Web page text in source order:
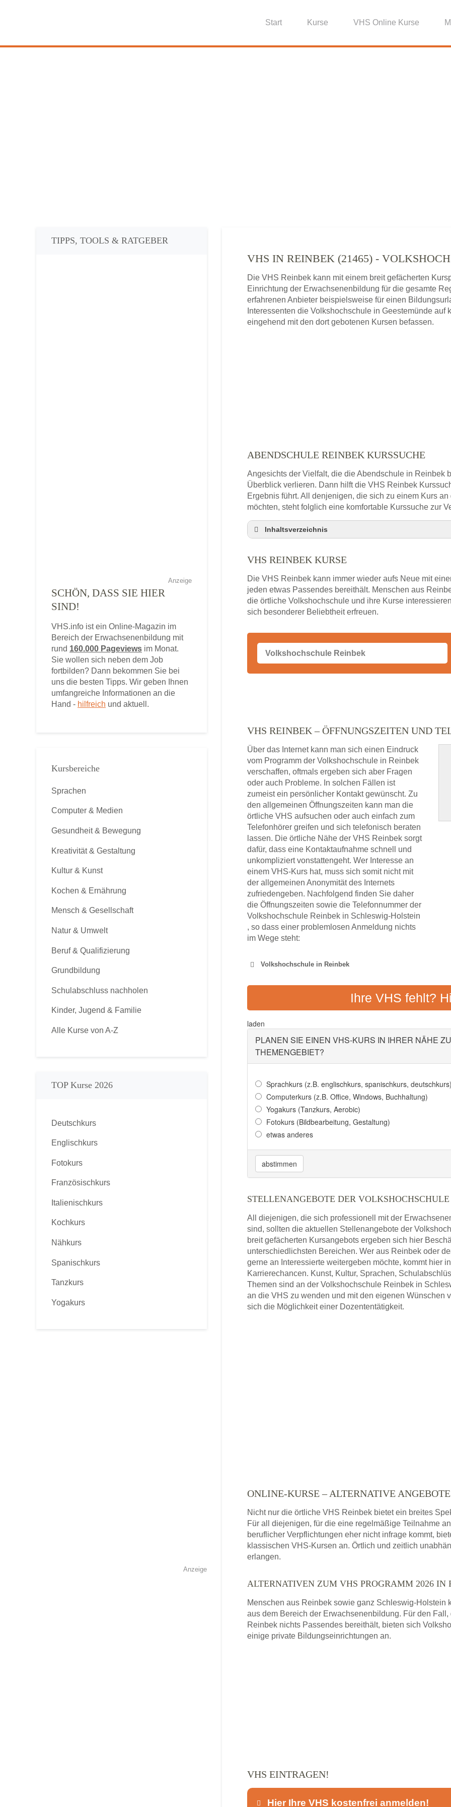
Start Kurse VHS Online Kurse
VHS IN REINBEK (21465) -
Die VHS Reinbek kann mit einem breit gefächerten
Einrichtung der Erwachsenenbildung für die gesamte
erfahrenen Anbieter beispielsweise für einen
Interessenten die Volkshochschule in Geestemünde
eingehend mit den dort gebotenen Kursen befassen.
ABENDSCHULE REINBEK KURSSUCHE
Angesichts der Vielfalt, die die Abendschule in Reinbek
Überblick verlieren. Dann hilft die VHS Reinbek
Ergebnis führt. All denjenigen, die sich zu einem Kurs
möchten, steht folglich eine komfortable Kurssuche zur
Inhaltsverzeichnis
VHS Reinbek Kurse
Stellenangebote der Volkshochschule Reinbek
Online-Kurse – Alternative Angebote zum VHS-
Alternativen zum VHS Programm 2026 in Reinbek
VHS REINBEK KURSE
Die VHS Reinbek kann immer wieder aufs Neue mit
jeden etwas Passendes bereithält. Menschen aus
die örtliche Volkshochschule und ihre Kurse
sich besonderer Beliebtheit erfreuen.
VHS REINBEK – ÖFFNUNGSZEITEN UND
Über das Internet kann man sich einen Eindruck
vom Programm der Volkshochschule in Reinbek
verschaffen, oftmals ergeben sich aber Fragen
oder auch Probleme. In solchen Fällen ist
zumeist ein persönlicher Kontakt gewünscht. Zu
den allgemeinen Öffnungszeiten kann man die
örtliche VHS aufsuchen oder auch einfach zum
Telefonhörer greifen und sich telefonisch beraten
lassen. Die örtliche Nähe der VHS Reinbek sorgt
dafür, dass eine Kontaktaufnahme schnell und
unkompliziert vonstattengeht. Wer Interesse an
einem VHS-Kurs hat, muss sich somit nicht mit
der allgemeinen Anonymität des Internets
zufriedengeben. Nachfolgend finden Sie daher
die Öffnungszeiten sowie die Telefonnummer der
Volkshochschule Reinbek in Schleswig-Holstein
, so dass einer problemlosen Anmeldung nichts
im Wege steht:
Volkshochschule in Reinbek
VOLKSHOCHSCHULE
Ihre VHS fehlt?
laden
PLANEN SIE EINEN VHS-KURS IN IHRER NÄHE
THEMENGEBIET?
Sprachkurs (z.B. englischkurs, spanischkurs, deutschkurs)
Computerkurs (z.B. Office, Windows, Buchhaltung)
Yogakurs (Tanzkurs, Aerobic)
Fotokurs (Bildbearbeitung, Gestaltung)
etwas anderes
abstimmen
STELLENANGEBOTE DER
All diejenigen, die sich professionell mit der
sind, sollten die aktuellen Stellenangebote der
breit gefächerten Kursangebots ergeben sich hier
unterschiedlichsten Bereichen. Wer aus Reinbek oder
gerne an Interessierte weitergeben möchte, kommt hier
Karrierechancen. Kunst, Kultur, Sprachen,
Themen sind an der Volkshochschule Reinbek in
an die VHS zu wenden und mit den eigenen Wünschen
sich die Möglichkeit einer Dozententätigkeit.
ONLINE-KURSE – ALTERNATIVE
Nicht nur die örtliche VHS Reinbek bietet ein breites
Für all diejenigen, für die eine regelmäßige Teilnahme
beruflicher Verpflichtungen eher nicht infrage kommt,
klassischen VHS-Kursen an. Örtlich und zeitlich
erlangen.
ALTERNATIVEN ZUM VHS PROGRAMM 2026 IN
Menschen aus Reinbek sowie ganz Schleswig-Holstein
aus dem Bereich der Erwachsenenbildung. Für den
Reinbek nichts Passendes bereithält, bieten sich
einige private Bildungseinrichtungen an.
VHS EINTRAGEN!
Hier Ihre VHS kostenfrei anmelden!
TIPPS, TOOLS & RATGEBER
Anzeige
SCHÖN, DASS SIE HIER
SIND!
VHS.info ist ein Online-Magazin im
Bereich der Erwachsenenbildung mit
rund 160.000 Pageviews im Monat.
Sie wollen sich neben dem Job
fortbilden? Dann bekommen Sie bei
uns die besten Tipps. Wir geben Ihnen
umfangreiche Informationen an die
Hand - hilfreich und aktuell.
Kursbereiche
Sprachen
Computer & Medien
Gesundheit & Bewegung
Kreativität & Gestaltung
Kultur & Kunst
Kochen & Ernährung
Mensch & Gesellschaft
Natur & Umwelt
Beruf & Qualifizierung
Grundbildung
Schulabschluss nachholen
Kinder, Jugend & Familie
Alle Kurse von A-Z
TOP Kurse 2026
Deutschkurs
Englischkurs
Fotokurs
Französischkurs
Italienischkurs
Kochkurs
Nähkurs
Spanischkurs
Tanzkurs
Yogakurs
Anzeige